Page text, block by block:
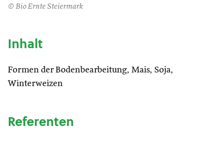
© Bio Ernte Steiermark
Inhalt
Formen der Bodenbearbeitung, Mais, Soja,
Winterweizen
Referenten